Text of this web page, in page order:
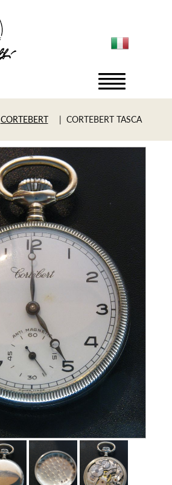
CORTEBERT | CORTEBERT TASCA